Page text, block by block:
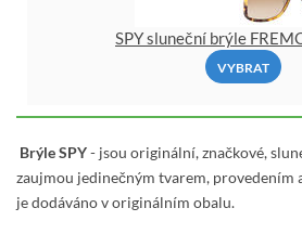
SPY sluneční brýle
VYBRAT
Brýle SPY- jsou originální, značkové,
zaujmou jedinečným tvarem, provedením
je dodáváno v originálním obalu.